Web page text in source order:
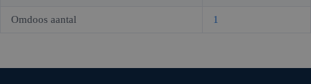
Omdoos aantal 1